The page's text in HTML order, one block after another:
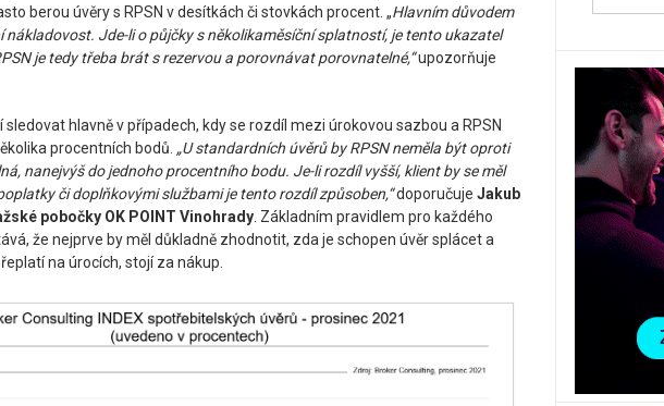
berou úvěry s RPSN v desítkách či stovkách procent. „Hlavním důvodem
nákladovost. Jde-li o půjčky s několikaměsíční splatností, je tento ukazatel
je tedy třeba brát s rezervou a porovnávat porovnatelné,“upozorňuje
sledovat hlavně v případech, kdy se rozdíl mezi úrokovou sazbou a RPSN
procentních bodů. „U standardních úvěrů by RPSN neměla být oproti
nanejvýš do jednoho procentního bodu. Je-li rozdíl vyšší, klient by se měl
či doplňkovými službami je tento rozdíl způsoben,“doporučuje Jakub
pobočky OK POINT Vinohrady. Základním pravidlem pro každého
že nejprve by měl důkladně zhodnotit, zda je schopen úvěr splácet a
na úrocích, stojí za nákup.